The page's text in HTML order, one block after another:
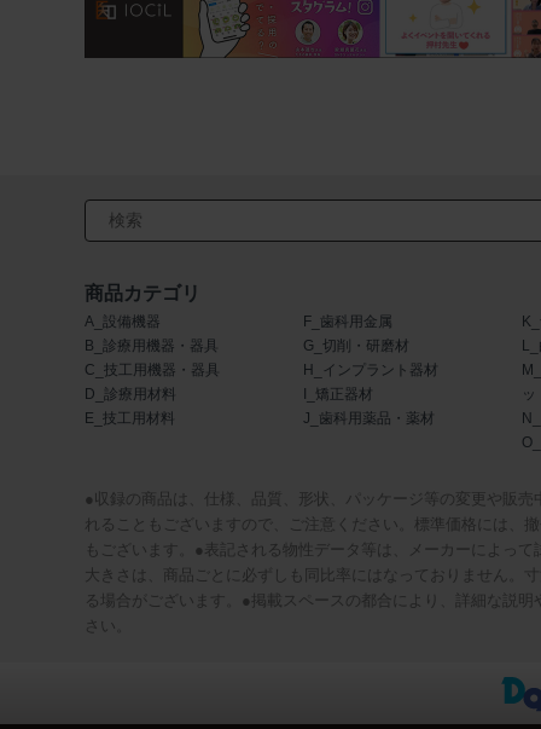
検索キーワード入力
商品カテゴリ
A_設備機器
B_診療用機器・器具
C_技工用機器・器具
D_診療用材料
E_技工用材料
F_歯科用金属
G_切削・研磨材
H_インプラント器材
I_矯正器材
J_歯科用薬品・薬材
ッ
●収録の商品は、仕様、品質、形状、パッケージ等の変更や販
れることもございますので、ご注意ください。標準価格には、
もございます。●表記される物性データ等は、メーカーによっ
大きさは、商品ごとに必ずしも同比率にはなっておりません。
る場合がございます。●掲載スペースの都合により、詳細な説
さい。